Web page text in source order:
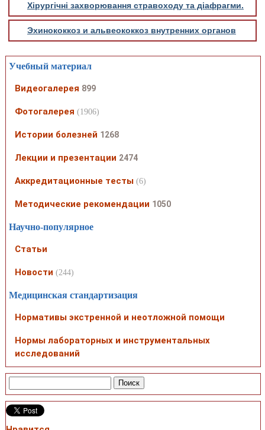
Хірургічні захворювання стравоходу та діафрагми.
Эхинококкоз и альвеококкоз внутренних органов
Учебный материал
Видеогалерея 899
Фотогалерея (1906)
Истории болезней 1268
Лекции и презентации 2474
Аккредитационные тесты (6)
Методические рекомендации 1050
Научно-популярное
Статьи
Новости (244)
Медицинская стандартизация
Нормативы экстренной и неотложной помощи
Нормы лабораторных и инструментальных
исследований